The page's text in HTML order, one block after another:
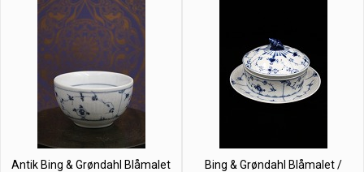
Antik Bing & Grøndahl Blåmalet
Bing & Grøndahl Blåmalet /